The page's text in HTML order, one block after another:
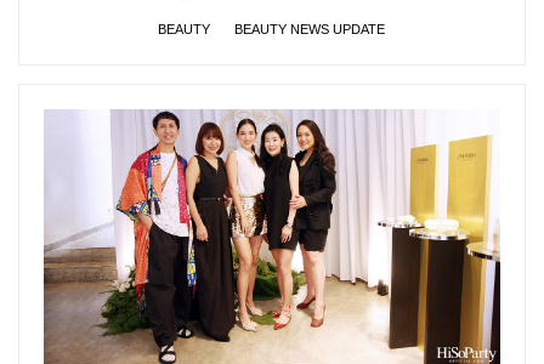
BEAUTY BEAUTY NEWS UPDATE